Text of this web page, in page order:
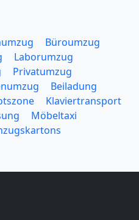
Büroumzug
Laborumzug
Privatumzug
Beiladung
Klaviertransport
Möbeltaxi